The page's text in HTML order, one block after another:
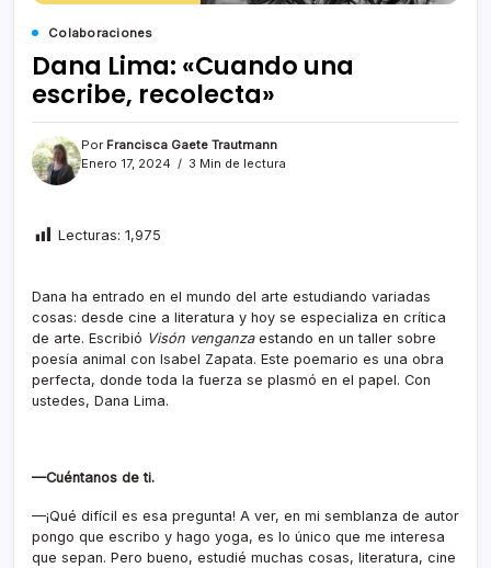
Colaboraciones
Dana Lima: «Cuando una
escribe, recolecta»
Por Francisca Gaete Trautmann
Enero 17, 2024
3 Min de lectura
Lecturas: 1,975
Dana ha entrado en el mundo del arte estudiando variadas
cosas: desde cine a literatura y hoy se especializa en crítica
de arte. Escribió Visón venganzaestando en un taller sobre
poesía animal con Isabel Zapata. Este poemario es una obra
perfecta, donde toda la fuerza se plasmó en el papel. Con
ustedes, Dana Lima.
—Cuéntanos de ti.
—¡Qué difícil es esa pregunta! A ver, en mi semblanza de autor
pongo que escribo y hago yoga, es lo único que me interesa
que sepan. Pero bueno, estudié muchas cosas, literatura, cine